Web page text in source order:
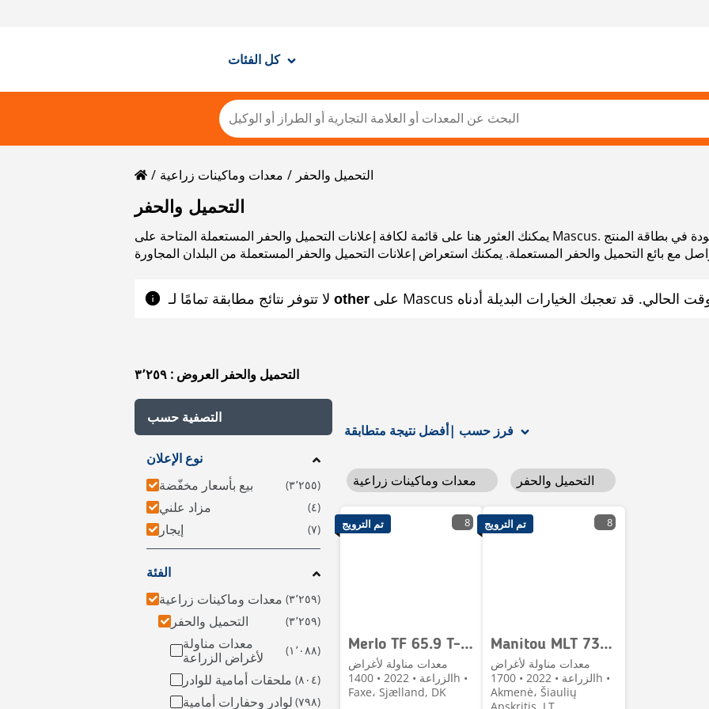
كل الفئات
معدات وماكينات زراعية
التحميل والحفر
التحميل والحفر
يمكنك العثور هنا على قائمة لكافة إعلانات التحميل والحفر المستعملة المتاحة على Mascus. يرجى استخدام بيانات الاتصال الموجودة في بطاقة المنتج
مع بائع التحميل والحفر المستعملة. يمكنك استعراض إعلانات التحميل والحفر المستعملة من البلدان المجاورة
other
التحميل والحفر العروض : ٣٬٢٥٩
التصفية حسب
نوع الإعلان
بيع بأسعار مخفّضة
مزاد علني
إيجار
الفئة
معدات وماكينات زراعية
التحميل والحفر
معدات مناولة
لأغراض الزراعة
ملحقات أمامية للوادر
لوادر وحفارات أمامية
فرز حسب |
8
Merlo TF 65.9 T-170-HF
معدات مناولة لأغراض
الزراعة • 2022 • 1400h •
Faxe، Sjælland, DK
تم الترويج 8
Manitou MLT 733-115 LSU
معدات مناولة لأغراض
الزراعة • 2022 • 1700h •
Akmenė، Šiaulių
تم الترويج